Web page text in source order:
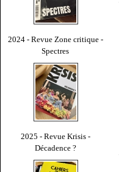
2024 - Revue Zone critique -
Spectres
2025 - Revue Krisis -
Décadence ?